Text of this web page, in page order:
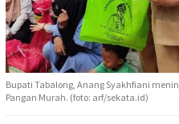
Bupati Tabalong, Anang Syakhfiani
Pangan Murah. (foto: arf/sekata.id)